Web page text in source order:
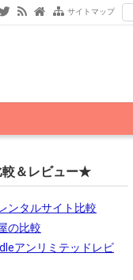
サイトマップ
＆レビュー★
ンタルサイト比較
の比較
アンリミテッドレビ